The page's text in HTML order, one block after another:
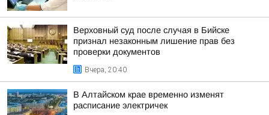
Верховный суд после случая в Бийске
признал незаконным лишение прав без
проверки документов
Вчера, 20:40
В Алтайском крае временно изменят
расписание электричек